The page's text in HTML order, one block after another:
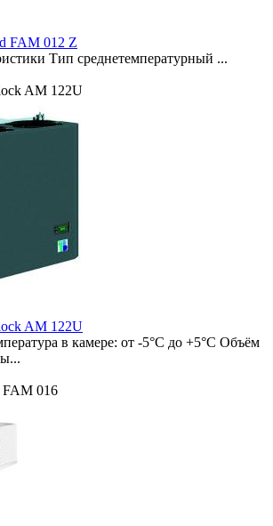
FAM 012 Z
Тип среднетемпературный ...
AM 122U
AM 122U
в камере: от -5°С до +5°С Объём
016